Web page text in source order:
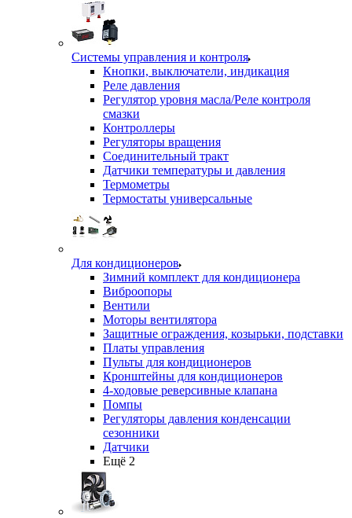
Системы управления и контроля
Кнопки, выключатели, индикация
Реле давления
Регулятор уровня масла/Реле контроля
смазки
Контроллеры
Регуляторы вращения
Соединительный тракт
Датчики температуры и давления
Термометры
Термостаты универсальные
Для кондиционеров
Зимний комплект для кондиционера
Виброопоры
Вентили
Моторы вентилятора
Защитные ограждения, козырьки, подставки
Платы управления
Пульты для кондиционеров
Кронштейны для кондиционеров
4-ходовые реверсивные клапана
Помпы
Регуляторы давления конденсации
сезонники
Датчики
Ещё 2